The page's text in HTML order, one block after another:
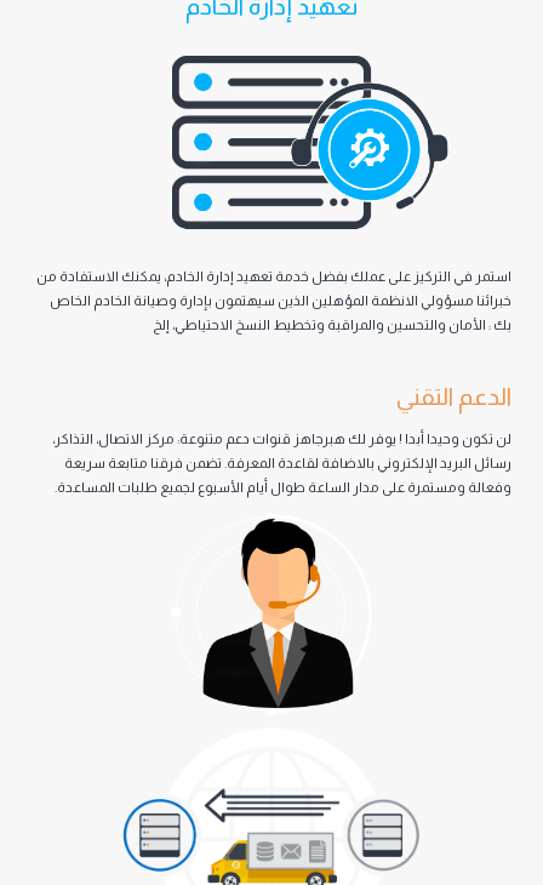
تعهيد إدارة الخادم
على عملك بفضل خدمة تعهيد إدارة الخادم، یمكنك الاستفادة من
الانظمة المؤھلین الذین سیھتمون بإدارة وصیانة الخادم الخاص
والمراقبة وتخطیط النسخ الاحتیاطي، إلخ
أبدا ! يوفر لك هبرجاهز قنوات دعم متنوعة: مركز الاتصال، التذاكر،
الإلكتروني بالاضافة لقاعدة المعرفة. تضمن فرقنا متابعة سريعة
على مدار الساعة طوال أيام الأسبوع لجميع طلبات المساعدة.